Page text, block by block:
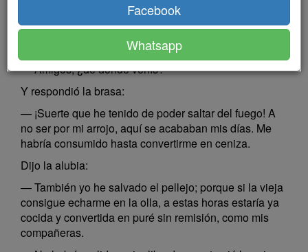
de paja. A poco, una ascua saltó del hogar y cayó al
lado de otras dos. Abrió entonces la conversación la
— Amigos, ¿de dónde venís?
Y respondió la brasa:
— ¡Suerte que he tenido de poder saltar del fuego! A
no ser por mi arrojo, aquí se acababan mis días. Me
habría consumido hasta convertirme en ceniza.
Dijo la alubia:
— También yo he salvado el pellejo; porque si la vieja
consigue echarme en la olla, a estas horas estaría ya
cocida y convertida en puré sin remisión, como mis
compañeras.
Facebook
Whatsapp